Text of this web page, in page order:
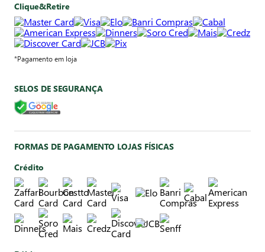
Clique&Retire
*Pagamento em loja
SELOS DE SEGURANÇA
FORMAS DE PAGAMENTO LOJAS FÍSICAS
Crédito